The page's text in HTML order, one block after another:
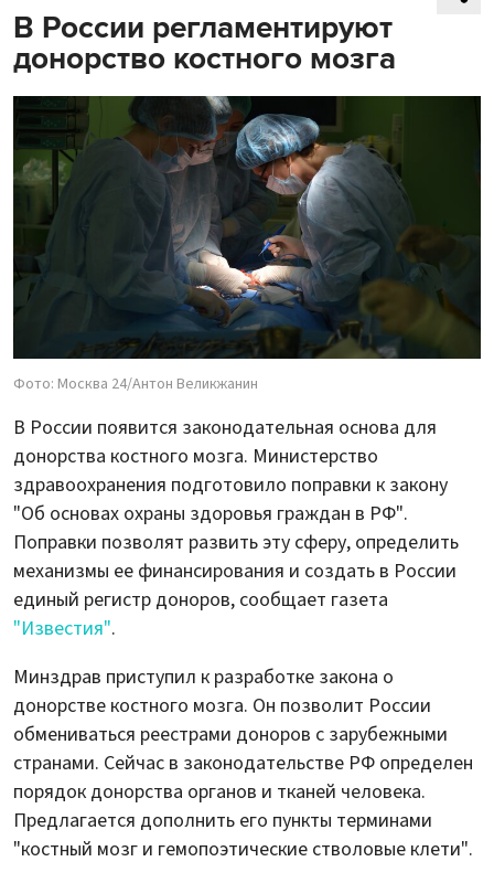
В России регламентируют
донорство костного мозга
Фото: Москва 24/Антон Великжанин
В России появится законодательная основа для
донорства костного мозга. Министерство
здравоохранения подготовило поправки к закону
"Об основах охраны здоровья граждан в РФ".
Поправки позволят развить эту сферу, определить
механизмы ее финансирования и создать в России
единый регистр доноров, сообщает газета
"Известия".
Минздрав приступил к разработке закона о
донорстве костного мозга. Он позволит России
обмениваться реестрами доноров с зарубежными
странами. Сейчас в законодательстве РФ определен
порядок донорства органов и тканей человека.
Предлагается дополнить его пункты терминами
"костный мозг и гемопоэтические стволовые клети".